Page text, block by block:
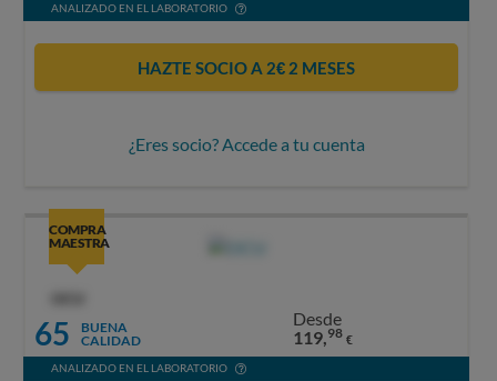
ANALIZADO EN EL LABORATORIO
HAZTE SOCIO A 2€ 2 MESES
¿Eres socio? Accede a tu cuenta
COMPRA
MAESTRA
65
BUENA
CALIDAD
Desde
119,98 €
ANALIZADO EN EL LABORATORIO